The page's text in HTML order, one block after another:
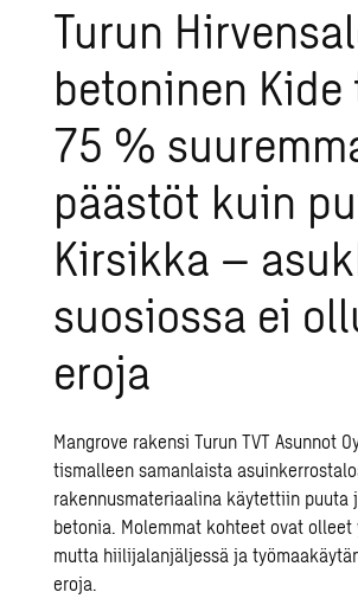
Turun
betoninen
75 %
päästöt kuin
Kirsikka –
suosiossa ei
eroja
Mangrove rakensi Turun TVT Asunnot
tismalleen samanlaista
rakennusmateriaalina käytettiin puuta
betonia. Molemmat kohteet ovat olleet
mutta hiilijalanjäljessä ja
eroja.